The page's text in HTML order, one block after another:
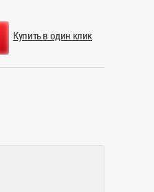
Купить в один клик